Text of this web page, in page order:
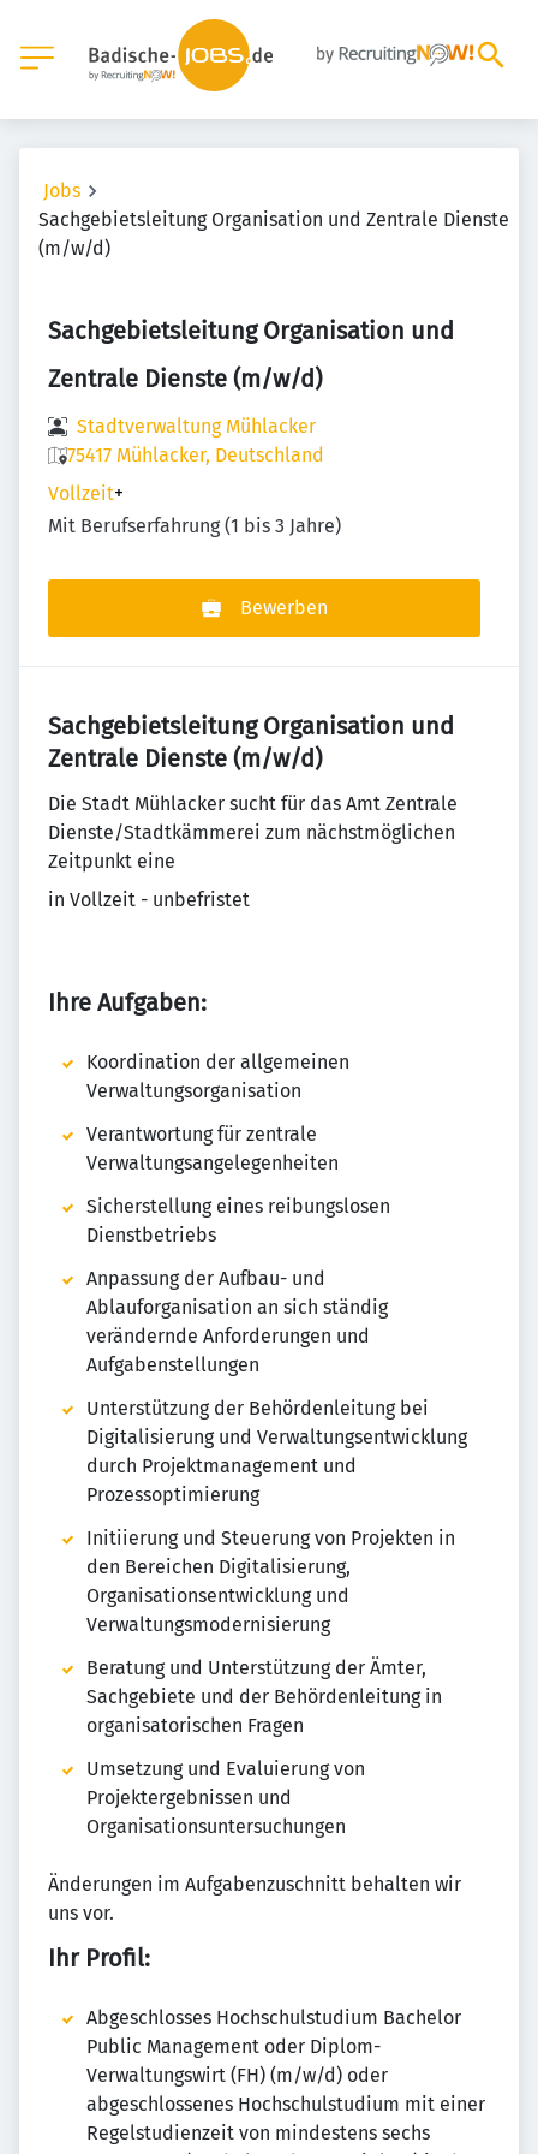
Jobs
Sachgebietsleitung Organisation und Zentrale Dienste
(m/w/d)
Sachgebietsleitung Organisation und
Zentrale Dienste (m/w/d)
Stadtverwaltung Mühlacker
75417 Mühlacker, Deutschland
Vollzeit+
Mit Berufserfahrung (1 bis 3 Jahre)
Bewerben
Sachgebietsleitung Organisation und
Zentrale Dienste (m/w/d)
Die Stadt Mühlacker sucht für das Amt Zentrale
Dienste/Stadtkämmerei zum nächstmöglichen
Zeitpunkt eine
in Vollzeit - unbefristet
Ihre Aufgaben:
Koordination der allgemeinen
Verwaltungsorganisation
Verantwortung für zentrale
Verwaltungsangelegenheiten
Sicherstellung eines reibungslosen
Dienstbetriebs
Anpassung der Aufbau- und
Ablauforganisation an sich ständig
verändernde Anforderungen und
Aufgabenstellungen
Unterstützung der Behördenleitung bei
Digitalisierung und Verwaltungsentwicklung
durch Projektmanagement und
Prozessoptimierung
Initiierung und Steuerung von Projekten in
den Bereichen Digitalisierung,
Organisationsentwicklung und
Verwaltungsmodernisierung
Beratung und Unterstützung der Ämter,
Sachgebiete und der Behördenleitung in
organisatorischen Fragen
Umsetzung und Evaluierung von
Projektergebnissen und
Organisationsuntersuchungen
Änderungen im Aufgabenzuschnitt behalten wir
uns vor.
Ihr Profil:
Abgeschlosses Hochschulstudium Bachelor
Public Management oder Diplom-
Verwaltungswirt (FH) (m/w/d) oder
abgeschlossenes Hochschulstudium mit einer
Regelstudienzeit von mindestens sechs